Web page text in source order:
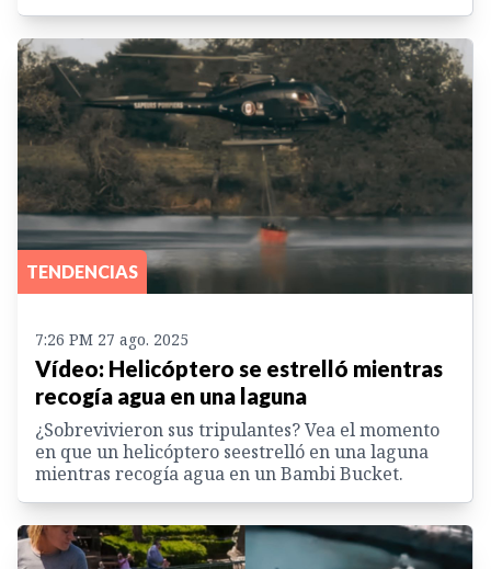
TENDENCIAS
7:26 PM 27 ago. 2025
Vídeo: Helicóptero se estrelló mientras
recogía agua en una laguna
¿Sobrevivieron sus tripulantes? Vea el momento
en que un helicóptero seestrelló en una laguna
mientras recogía agua en un Bambi Bucket.